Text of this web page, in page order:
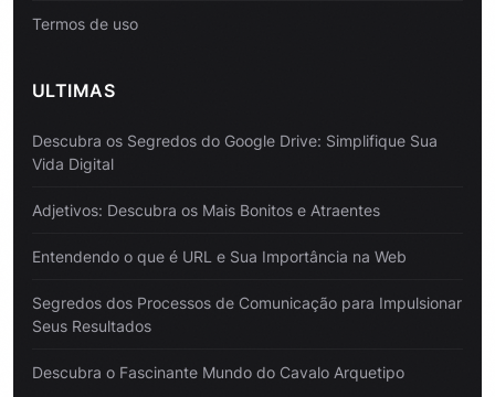
Termos de uso
ULTIMAS
Descubra os Segredos do Google Drive: Simplifique Sua
Vida Digital
Adjetivos: Descubra os Mais Bonitos e Atraentes
Entendendo o que é URL e Sua Importância na Web
Segredos dos Processos de Comunicação para Impulsionar
Seus Resultados
Descubra o Fascinante Mundo do Cavalo Arquetipo